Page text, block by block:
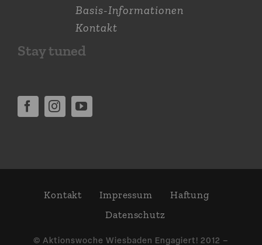
Basis-Informationen
Kontakt
Stay tuned
Kontakt Impressum
Haftung
Daten­schutz
© Aktions­woche Wiesbaden Engagiert! 2012 –